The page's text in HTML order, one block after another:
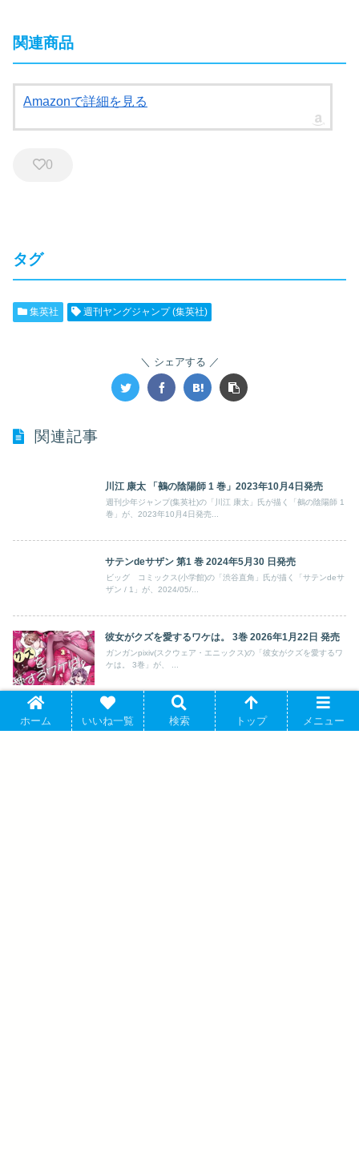
関連商品
Amazonで詳細を見る
0
タグ
集英社 週刊ヤングジャンプ (集英社)
シェアする
関連記事
川江 康太 「鵺の陰陽師 1 巻」2023年10月4日発売
週刊少年ジャンプ(集英社)の「川江 康太」氏が描く「鵺の陰陽師 1
巻」が、2023年10月4日発売...
サテンdeサザン 第1 巻 2024年5月30 日発売
ビッグ コミックス(小学館)の「渋谷直角」氏が描く「サテンdeサ
ザン / 1」が、2024/05/...
彼女がクズを愛するワケは。 3巻 2026年1月22日 発売
ガンガンpixiv(スクウェア・エニックス)の「彼女がクズを愛するワ
珍獣のお医者さん 1巻 巻 2023年08月12日 発売
ハルタコミックス(角川書店)の「著者 二宮香乃 」が描く『珍獣の
ホーム いいね一覧 検索 トップ メニュー